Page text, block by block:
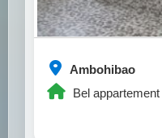
Ambohibao
Bel